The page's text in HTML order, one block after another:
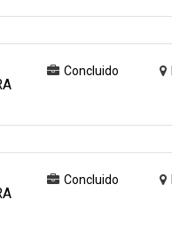
Concluido
Concluido